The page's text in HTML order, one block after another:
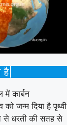
में कार्बन
जन्म दिया है पृथ्वी
से धरती की सतह से